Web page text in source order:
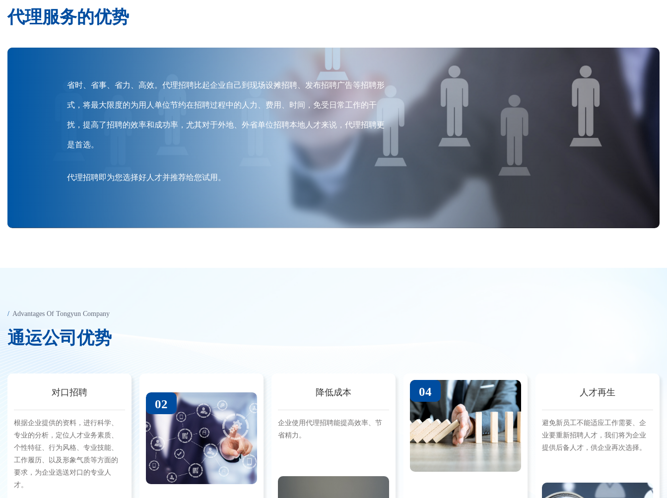
代理服务的优势
省时、省事、省力、高效。代理招聘比起企业自己到现场设摊招聘、发布招聘广告等招聘形
式，将最大限度的为用人单位节约在招聘过程中的人力、费用、时间，免受日常工作的干
扰，提高了招聘的效率和成功率，尤其对于外地、外省单位招聘本地人才来说，代理招聘更
是首选。
代理招聘即为您选择好人才并推荐给您试用。
Advantages Of Tongyun Company
通运公司优势
对口招聘
根据企业提供的资料，进行科学、
专业的分析，定位人才业务素质、
个性特征、行为风格、专业技能、
工作履历、以及形象气质等方面的
要求，为企业选送对口的专业人
才。
02
降低成本
企业使用代理招聘能提高效率、节
省精力。
04 人才再生
避免新员工不能适应工作需要、企
业要重新招聘人才，我们将为企业
提供后备人才，供企业再次选择。